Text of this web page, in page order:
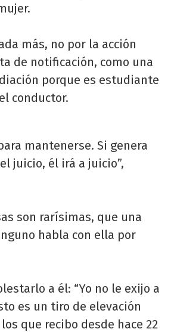
más, no por la acción
de notificación, como una
porque es estudiante
conductor.
mantenerse. Si genera
juicio, él irá a juicio”,
son rarísimas, que una
habla con ella por
a él: “Yo no le exijo a
es un tiro de elevación
que recibo desde hace 22